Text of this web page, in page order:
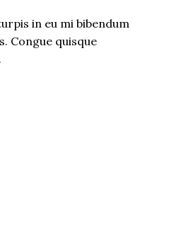
in eu mi bibendum
Congue quisque